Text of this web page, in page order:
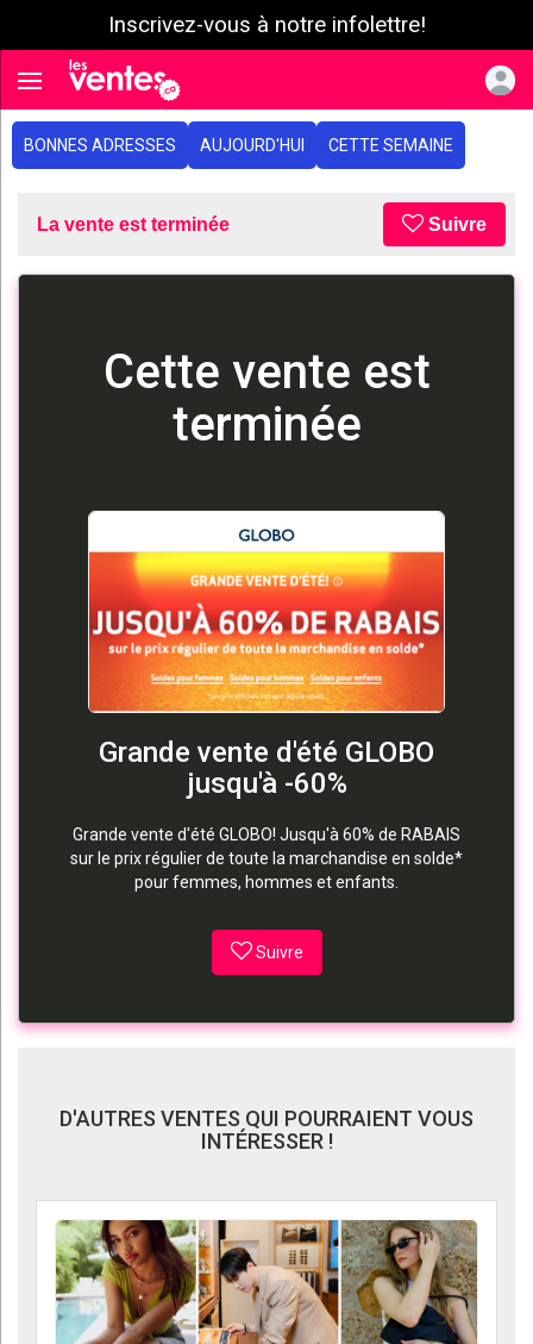
Inscrivez-vous à notre infolettre!
Toggle navigation
BONNES ADRESSES AUJOURD'HUI CETTE SEMAINE
La vente est terminée Suivre
Cette vente est
terminée
Grande vente d'été GLOBO
jusqu'à -60%
Grande vente d'été GLOBO! Jusqu'à 60% de RABAIS
sur le prix régulier de toute la marchandise en solde*
pour femmes, hommes et enfants.
Suivre
D'AUTRES VENTES QUI POURRAIENT VOUS
INTÉRESSER !